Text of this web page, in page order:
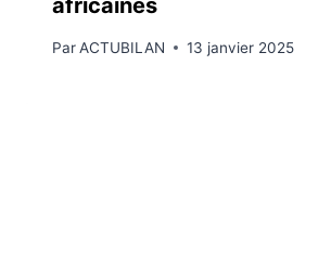
africaines
ParACTUBILAN 13 janvier 2025